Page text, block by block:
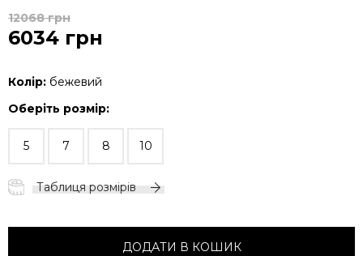
12068 грн
6034 грн
Колір: бежевий
Оберіть розмір:
5 7 8 10
Таблиця розмірів
ДОДАТИ В КОШИК